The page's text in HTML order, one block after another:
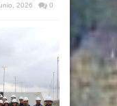
2026
0